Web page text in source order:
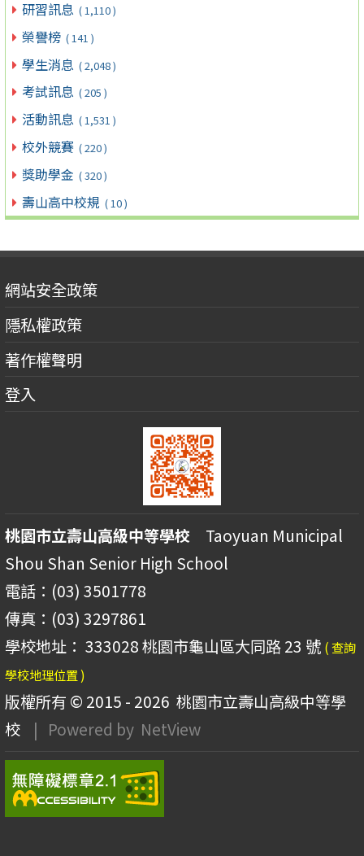
研習訊息 ( 1,110 )
榮譽榜 ( 141 )
學生消息 ( 2,048 )
考試訊息 ( 205 )
活動訊息 ( 1,531 )
校外競賽 ( 220 )
獎助學金 ( 320 )
壽山高中校規 ( 10 )
網站安全政策
隱私權政策
著作權聲明
登入
桃園市立壽山高級中等學校 Taoyuan Municipal
Shou Shan Senior High School
電話：(03) 3501778
傳真：(03) 3297861
學校地址： 333028 桃園市龜山區大同路 23 號 ( 查詢
學校地理位置 )
版權所有 © 2015 - 2026 桃園市立壽山高級中等學
校
| Powered by NetView